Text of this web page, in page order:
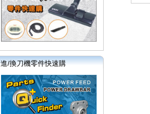
進/換刀機零件快速購